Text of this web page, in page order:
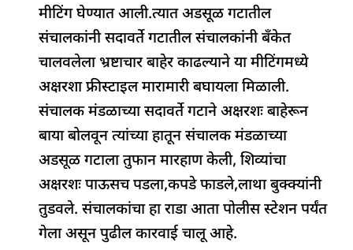
मीटिंग घेण्यात आली.त्यात अडसूळ गटातील
संचालकांनी सदावर्ते गटातील संचालकांनी बँकेत
चालवलेला भ्रष्टाचार बाहेर काढल्याने या मीटिंगमध्ये
अक्षरशा फ्रीस्टाइल मारामारी बघायला मिळाली.
संचालक मंडळाच्या सदावर्ते गटाने अक्षरशः बाहेरून
बाया बोलवून त्यांच्या हातून संचालक मंडळाच्या
अडसूळ गटाला तुफान मारहाण केली, शिव्यांचा
अक्षरशः पाऊसच पडला,कपडे फाडले,लाथा बुक्क्यांनी
तुडवले. संचालकांचा हा राडा आता पोलीस स्टेशन पर्यंत
गेला असून पुढील कारवाई चालू आहे.